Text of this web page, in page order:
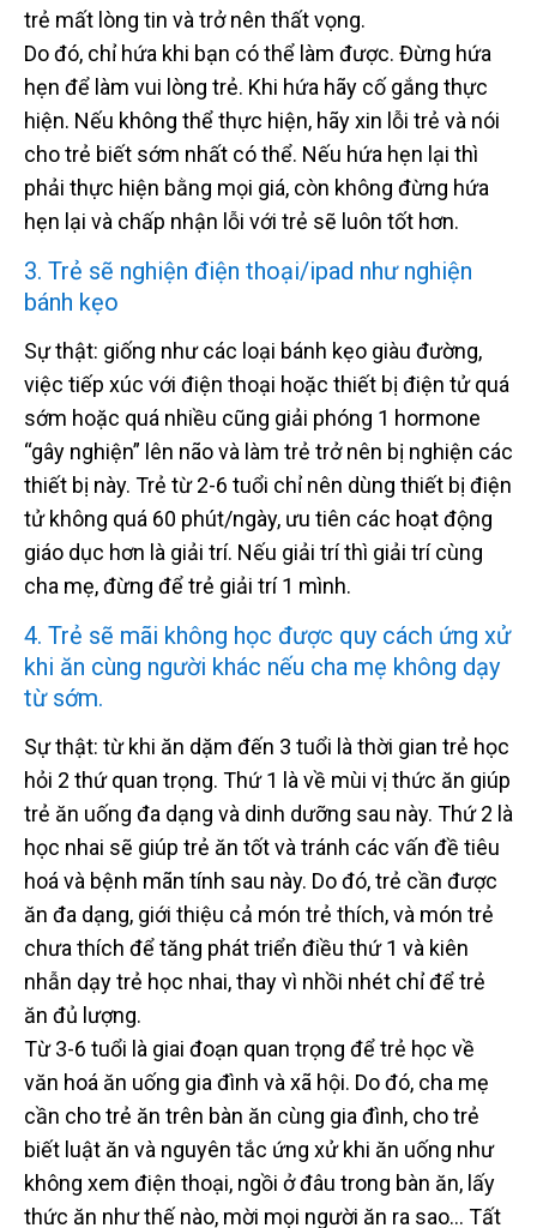
trẻ mất lòng tin và trở nên thất vọng.
Do đó, chỉ hứa khi bạn có thể làm được. Đừng hứa
hẹn để làm vui lòng trẻ. Khi hứa hãy cố gắng thực
hiện. Nếu không thể thực hiện, hãy xin lỗi trẻ và nói
cho trẻ biết sớm nhất có thể. Nếu hứa hẹn lại thì
phải thực hiện bằng mọi giá, còn không đừng hứa
hẹn lại và chấp nhận lỗi với trẻ sẽ luôn tốt hơn.
3. Trẻ sẽ nghiện điện thoại/ipad như nghiện
bánh kẹo
Sự thật: giống như các loại bánh kẹo giàu đường,
việc tiếp xúc với điện thoại hoặc thiết bị điện tử quá
sớm hoặc quá nhiều cũng giải phóng 1 hormone
“gây nghiện” lên não và làm trẻ trở nên bị nghiện các
thiết bị này. Trẻ từ 2-6 tuổi chỉ nên dùng thiết bị điện
tử không quá 60 phút/ngày, ưu tiên các hoạt động
giáo dục hơn là giải trí. Nếu giải trí thì giải trí cùng
cha mẹ, đừng để trẻ giải trí 1 mình.
4. Trẻ sẽ mãi không học được quy cách ứng xử
khi ăn cùng người khác nếu cha mẹ không dạy
từ sớm.
Sự thật: từ khi ăn dặm đến 3 tuổi là thời gian trẻ học
hỏi 2 thứ quan trọng. Thứ 1 là về mùi vị thức ăn giúp
trẻ ăn uống đa dạng và dinh dưỡng sau này. Thứ 2 là
học nhai sẽ giúp trẻ ăn tốt và tránh các vấn đề tiêu
hoá và bệnh mãn tính sau này. Do đó, trẻ cần được
ăn đa dạng, giới thiệu cả món trẻ thích, và món trẻ
chưa thích để tăng phát triển điều thứ 1 và kiên
nhẫn dạy trẻ học nhai, thay vì nhồi nhét chỉ để trẻ
ăn đủ lượng.
Từ 3-6 tuổi là giai đoạn quan trọng để trẻ học về
văn hoá ăn uống gia đình và xã hội. Do đó, cha mẹ
cần cho trẻ ăn trên bàn ăn cùng gia đình, cho trẻ
biết luật ăn và nguyên tắc ứng xử khi ăn uống như
không xem điện thoại, ngồi ở đâu trong bàn ăn, lấy
thức ăn như thế nào, mời mọi người ăn ra sao… Tất